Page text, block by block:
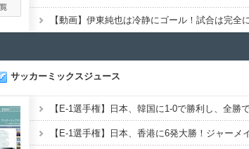
【動画】伊東純也は冷静にゴール！試合は完全
サッカーミックスジュース